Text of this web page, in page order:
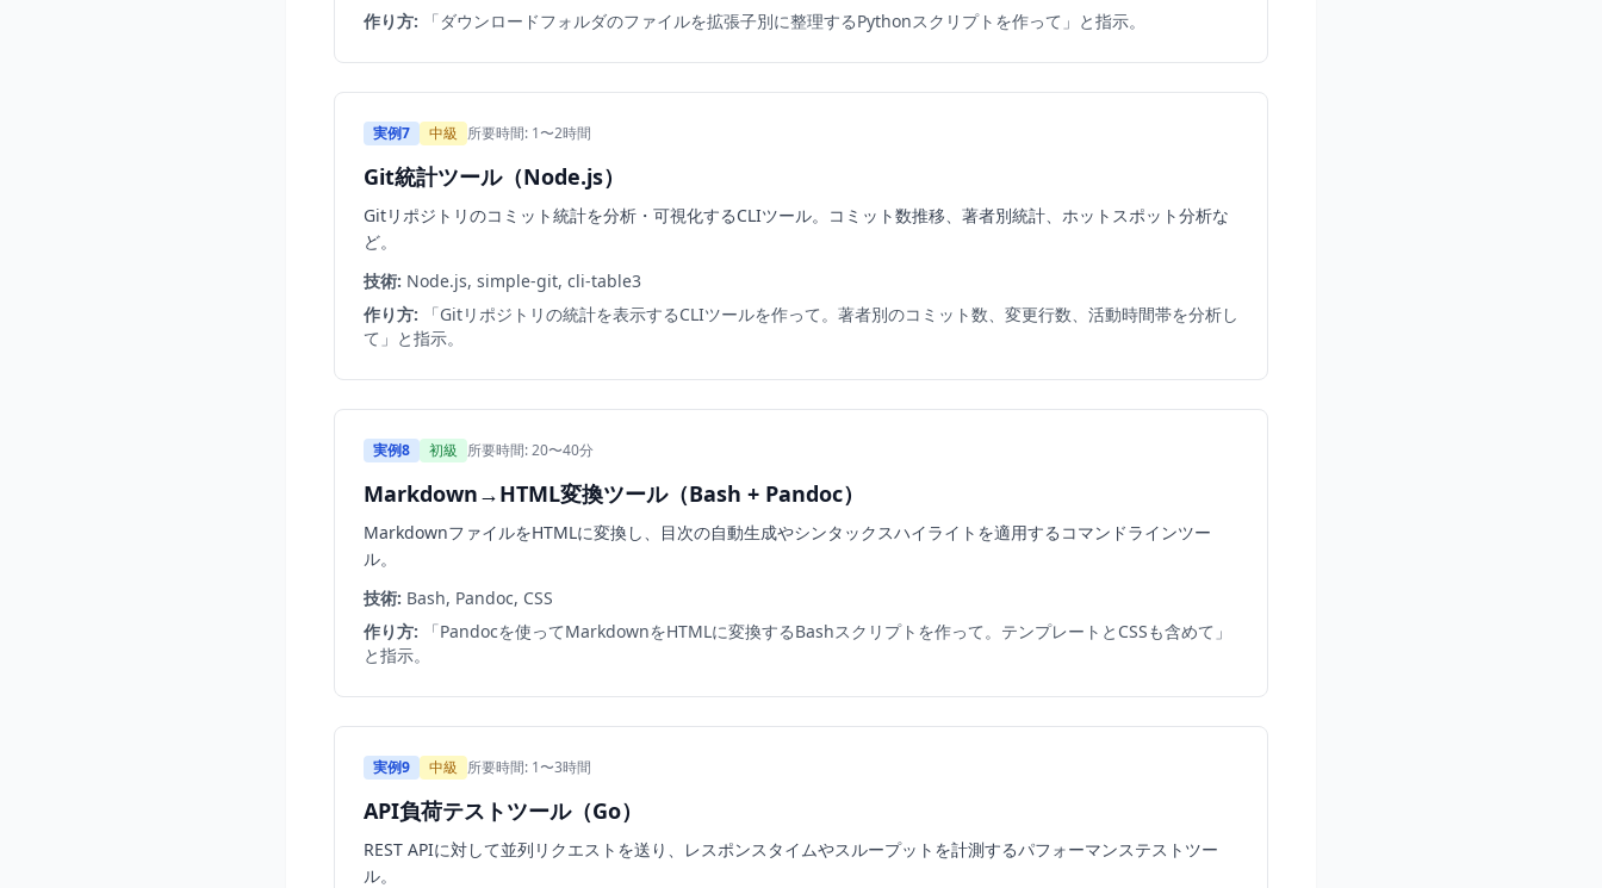
作り方: 「ダウンロードフォルダのファイルを拡張子別に整理するPythonスクリプトを作って」と指示。
実例7 中級 所要時間: 1〜2時間
Git統計ツール（Node.js）
Gitリポジトリのコミット統計を分析・可視化するCLIツール。コミット数推移、著者別統計、ホットスポット分析な
ど。
技術: Node.js, simple-git, cli-table3
作り方: 「Gitリポジトリの統計を表示するCLIツールを作って。著者別のコミット数、変更行数、活動時間帯を分析し
て」と指示。
実例8 初級 所要時間: 20〜40分
Markdown→HTML変換ツール（Bash + Pandoc）
MarkdownファイルをHTMLに変換し、目次の自動生成やシンタックスハイライトを適用するコマンドラインツー
ル。
技術: Bash, Pandoc, CSS
作り方: 「Pandocを使ってMarkdownをHTMLに変換するBashスクリプトを作って。テンプレートとCSSも含めて」
と指示。
実例9 中級 所要時間: 1〜3時間
API負荷テストツール（Go）
REST APIに対して並列リクエストを送り、レスポンスタイムやスループットを計測するパフォーマンステストツー
ル。